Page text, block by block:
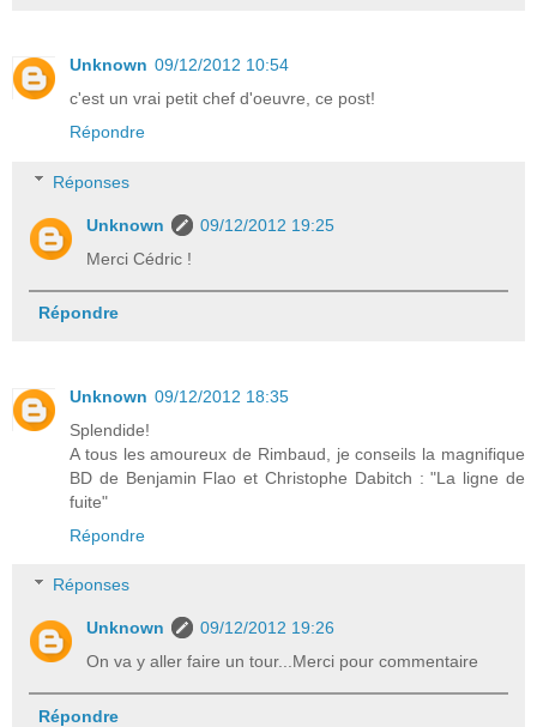
Unknown 09/12/2012 10:54
c'est un vrai petit chef d'oeuvre, ce post!
Répondre
Réponses
Unknown
09/12/2012 19:25
Merci Cédric !
Répondre
Unknown 09/12/2012 18:35
Splendide!
A tous les amoureux de Rimbaud, je conseils la magnifique
BD de Benjamin Flao et Christophe Dabitch : "La ligne de
fuite"
Répondre
Réponses
Unknown
09/12/2012 19:26
On va y aller faire un tour...Merci pour commentaire
Répondre